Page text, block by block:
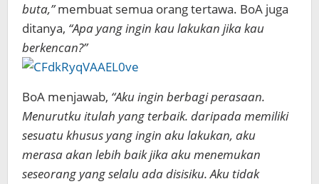
buta,”membuat semua orang tertawa. BoA juga
ditanya, “Apa yang ingin kau lakukan jika kau
berkencan?”
BoA menjawab, “Aku ingin berbagi perasaan.
Menurutku itulah yang terbaik. daripada memiliki
sesuatu khusus yang ingin aku lakukan, aku
merasa akan lebih baik jika aku menemukan
seseorang yang selalu ada disisiku. Aku tidak